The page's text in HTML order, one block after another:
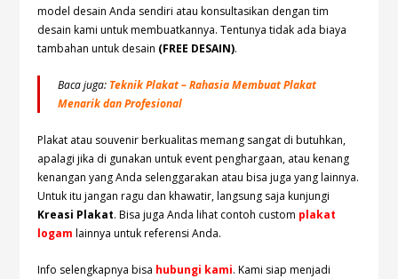
model desain Anda sendiri atau konsultasikan dengan tim
desain kami untuk membuatkannya. Tentunya tidak ada biaya
tambahan untuk desain (FREE DESAIN).
Baca juga: Teknik Plakat – Rahasia Membuat Plakat
Menarik dan Profesional
Plakat atau souvenir berkualitas memang sangat di butuhkan,
apalagi jika di gunakan untuk event penghargaan, atau kenang
kenangan yang Anda selenggarakan atau bisa juga yang lainnya.
Untuk itu jangan ragu dan khawatir, langsung saja kunjungi
Kreasi Plakat. Bisa juga Anda lihat contoh custom plakat
logam lainnya untuk referensi Anda.
Info selengkapnya bisa hubungi kami. Kami siap menjadi